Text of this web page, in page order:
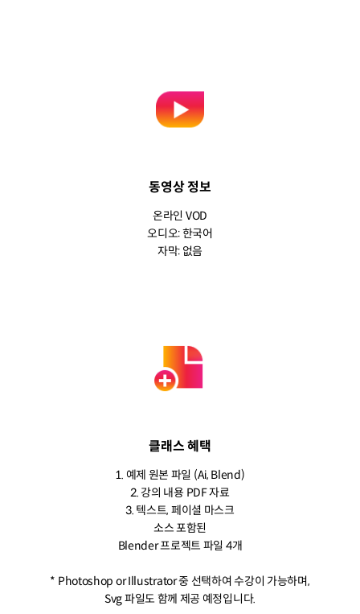
동영상 정보
온라인 VOD
오디오: 한국어
자막: 없음
클래스 혜택
1. 예제 원본 파일 (Ai, Blend)
2. 강의 내용 PDF 자료
3. 텍스트, 페이셜 마스크
소스 포함된
Blender 프로젝트 파일 4개
* Photoshop or Illustrator 중 선택하여 수강이 가능하며,
Svg 파일도 함께 제공 예정입니다.